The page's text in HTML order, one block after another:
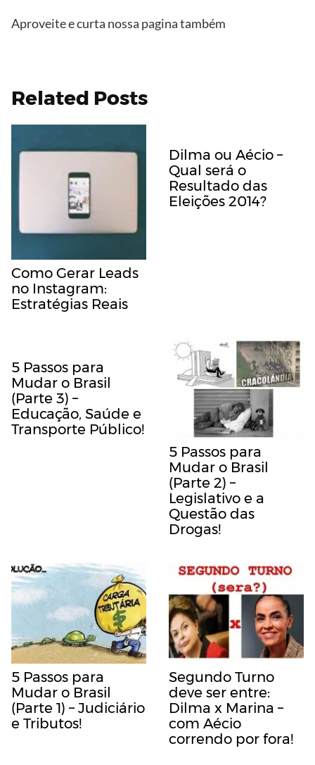
Aproveite e curta nossa pagina também
Related Posts
Como Gerar Leads
no Instagram:
Estratégias Reais
Dilma ou Aécio –
Qual será o
Resultado das
Eleições 2014?
5 Passos para
Mudar o Brasil
(Parte 3) –
Educação, Saúde e
Transporte Público!
5 Passos para
Mudar o Brasil
(Parte 2) –
Legislativo e a
Questão das
Drogas!
5 Passos para
Mudar o Brasil
(Parte 1) – Judiciário
e Tributos!
Segundo Turno
deve ser entre:
Dilma x Marina –
com Aécio
correndo por fora!